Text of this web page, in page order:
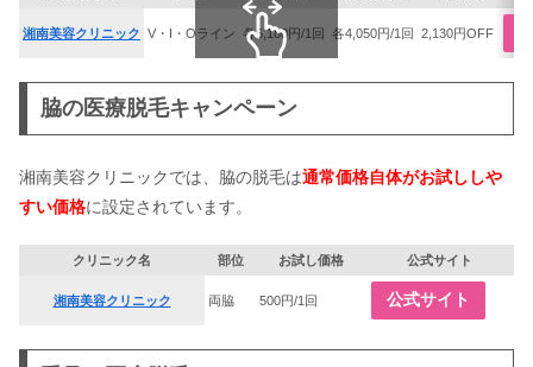
湘南美容クリニック V・I・Oライン 各6,180円/1回 各4,050円/1回 2,130円OFF
脇の医療脱毛キャンペーン
湘南美容クリニックでは、脇の脱毛は通常価格自体がお試ししや
すい価格に設定されています。
クリニック名 部位 お試し価格 公式サイト
湘南美容クリニック 両脇 500円/1回 公式サイト